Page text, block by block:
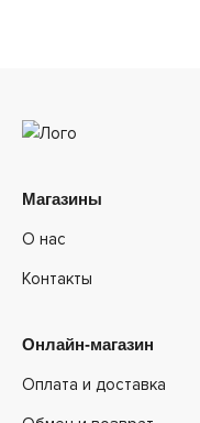
Магазины
О нас
Контакты
Онлайн-магазин
Оплата и доставка